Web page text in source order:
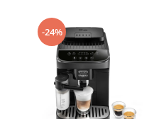
-24%